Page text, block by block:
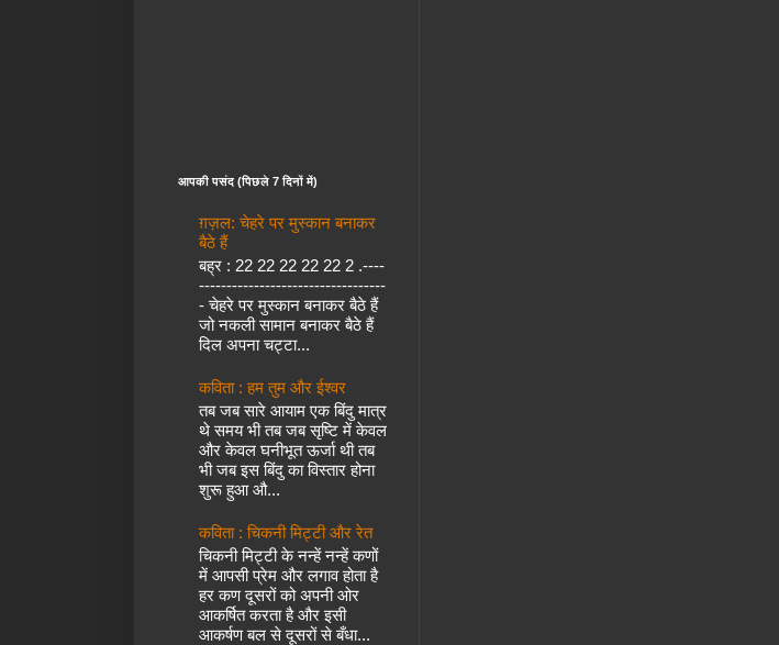
आपकी पसंद (पिछले 7 दिनों में)
ग़ज़ल: चेहरे पर मुस्कान बनाकर
बैठे हैं
बह्र : 22 22 22 22 22 2 .----
----------------------------------
- चेहरे पर मुस्कान बनाकर बैठे हैं
जो नकली सामान बनाकर बैठे हैं
दिल अपना चट्टा...
कविता : हम तुम और ईश्वर
तब जब सारे आयाम एक बिंदु मात्र
थे समय भी तब जब सृष्टि में केवल
और केवल घनीभूत ऊर्जा थी तब
भी जब इस बिंदु का विस्तार होना
शुरू हुआ औ...
कविता : चिकनी मिट्टी और रेत
चिकनी मिट्टी के नन्हें नन्हें कणों
में आपसी प्रेम और लगाव होता है
हर कण दूसरों को अपनी ओर
आकर्षित करता है और इसी
आकर्षण बल से दूसरों से बँधा...